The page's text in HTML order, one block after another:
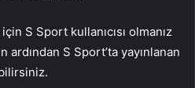
S Sport kullanıcısı olmanız
S Sport’ta yayınlanan